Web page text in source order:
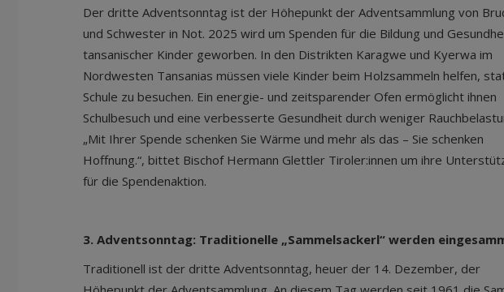
Der dritte Adventsonntag ist der Höhepunkt der Adventsammlung von
und Schwester in Not. 2025 wird um Spenden für die Bildung und
tansanischer Kinder geworben. In den Distrikten Karagwe und Kyerwa im
Nordwesten Tansanias müssen viele Kinder beim Holzsammeln helfen,
Schule zu besuchen. Ein energie- und zeitsparender Ofen ermöglicht ihnen
Schulbesuch und eine verbesserte Gesundheit durch weniger
„Mit Ihrer Spende schenken Sie Wärme und mehr als das – Sie schenken
Hoffnung.“, bittet Bischof Hermann Glettler Tiroler:innen um ihre
für die Spendenaktion.
3. Adventsonntag: Traditionelle „Sammelsackerl“ werden
Traditionell ist der dritte Adventsonntag, heuer der 14. Dezember, der